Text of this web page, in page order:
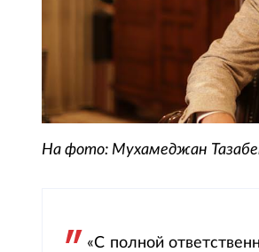
На фото: Мухамеджан
«С полной